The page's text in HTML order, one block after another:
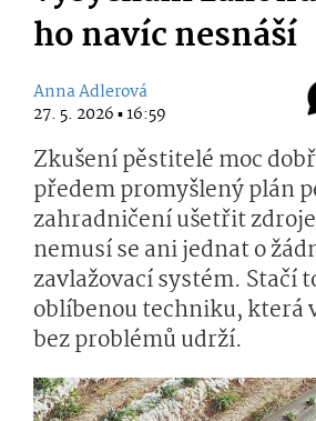
ho navíc nesnáší
Anna Adlerová
27. 5. 2026 ▪ 16:59
Zkušení pěstitelé moc
předem promyšlený plán
zahradničení ušetřit
nemusí se ani jednat o
zavlažovací systém. Stačí
oblíbenou techniku, která
bez problémů udrží.